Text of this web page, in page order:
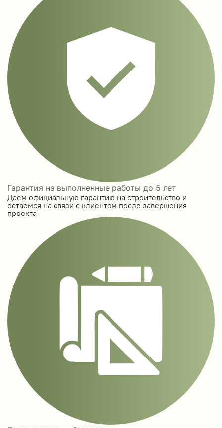
Гарантия на выполненные работы до 5 лет
Даем официальную гарантию на строительство и
остаёмся на связи с клиентом после завершения
проекта